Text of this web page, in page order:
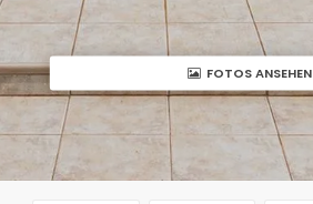
FOTOS ANSEHEN